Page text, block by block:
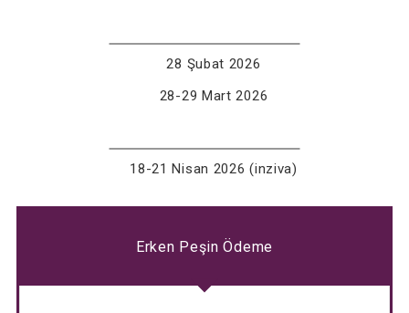
28 Şubat 2026
28-29 Mart 2026
18-21 Nisan 2026 (inziva)
Erken Peşin Ödeme